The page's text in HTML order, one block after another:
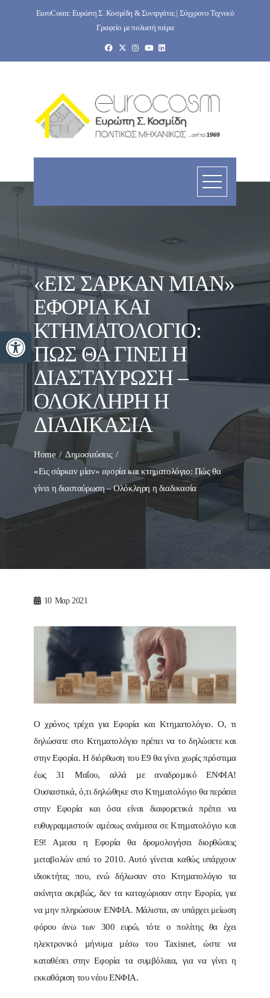
Ανοίξτε τη γραμμή εργαλείων
EuroCosm: Ευρώπη Σ. Κοσμίδη & Συνεργάτες | Σύγχρονο Τεχνικό
Γραφείο με πολυετή πείρα
«ΕΙΣ ΣΆΡΚΑΝ ΜΊΑΝ»
ΕΦΟΡΊΑ ΚΑΙ
ΚΤΗΜΑΤΟΛΌΓΙΟ:
ΠΏΣ ΘΑ ΓΊΝΕΙ Η
ΔΙΑΣΤΑΎΡΩΣΗ –
ΟΛΌΚΛΗΡΗ Η
ΔΙΑΔΙΚΑΣΊΑ
Home
Δημοσιεύσεις
«Εις σάρκαν μίαν» εφορία και κτηματολόγιο: Πώς θα
γίνει η διασταύρωση – Ολόκληρη η διαδικασία
10 Μαρ 2021
Ο χρόνος τρέχει για Εφορία και Κτηµατολόγιο. Ο, τι
δηλώσατε στο Κτηµατολόγιο πρέπει να το δηλώσετε και
στην Εφορία. Η διόρθωση του Ε9 θα γίνει χωρίς πρόστιµα
έως 31 Μαΐου, αλλά µε αναδροµικό ΕΝΦΙΑ!
Ουσιαστικά, ό,τι δηλώθηκε στο Κτηµατολόγιο θα περάσει
στην Εφορία και όσα είναι διαφορετικά πρέπει να
ευθυγραμμιστούν αµέσως ανάµεσα σε Κτηµατολόγιο και
Ε9! Αµεσα η Εφορία θα δρομολογήσει διορθώσεις
µεταβολών από το 2010. Αυτό γίνεται καθώς υπάρχουν
ιδιοκτήτες που, ενώ δήλωσαν στο Κτηµατολόγιο τα
ακίνητα ακριβώς, δεν τα καταχώρισαν στην Εφορία, για
να µην πληρώσουν ΕΝΦΙΑ. Μάλιστα, αν υπάρχει μείωση
φόρου άνω των 300 ευρώ, τότε ο πολίτης θα έχει
ηλεκτρονικό µήνυµα µέσω του Taxisnet, ώστε να
καταθέσει στην Εφορία τα συµβόλαια, για να γίνει η
εκκαθάριση του νέου ΕΝΦΙΑ.